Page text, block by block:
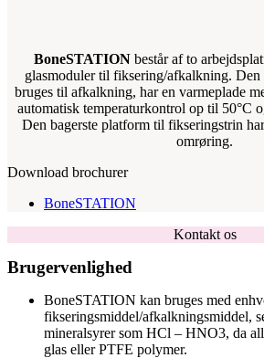
BoneSTATION består af to
glasmoduler til fiksering/afkalkning. Den
bruges til afkalkning, har en varmeplade
automatisk temperaturkontrol op til 50°C
Den bagerste platform til fikseringstrin
omrøring.
Download brochurer
BoneSTATION
Kontakt os
Brugervenlighed
BoneSTATION kan bruges med
fikseringsmiddel/afkalkningsmiddel,
mineralsyrer som HCl – HNO3, da
glas eller PTFE polymer.